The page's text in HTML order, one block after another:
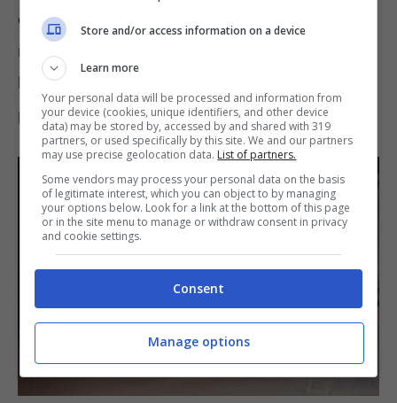
è passato inosservato un messaggio di
nei confronti delle persone che hanno
l’abitudine di prendere sonno con in mano il
proprio smartphone.
Store and/or access information on a device
Learn more
Your personal data will be processed and information from
your device (cookies, unique identifiers, and other device
data) may be stored by, accessed by and shared with 319
partners, or used specifically by this site. We and our partners
may use precise geolocation data. List of partners.
Some vendors may process your personal data on the basis
of legitimate interest, which you can object to by managing
your options below. Look for a link at the bottom of this page
or in the site menu to manage or withdraw consent in privacy
and cookie settings.
Consent
Manage options